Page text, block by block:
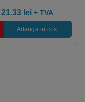
21.33 lei + TVA
Adauga in cos